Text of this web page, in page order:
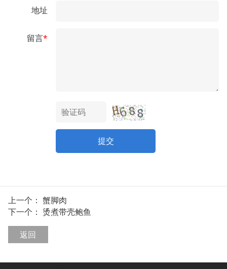
地址
留言*
提交
上一个： 蟹脚肉
下一个： 烫煮带壳鲍鱼
返回